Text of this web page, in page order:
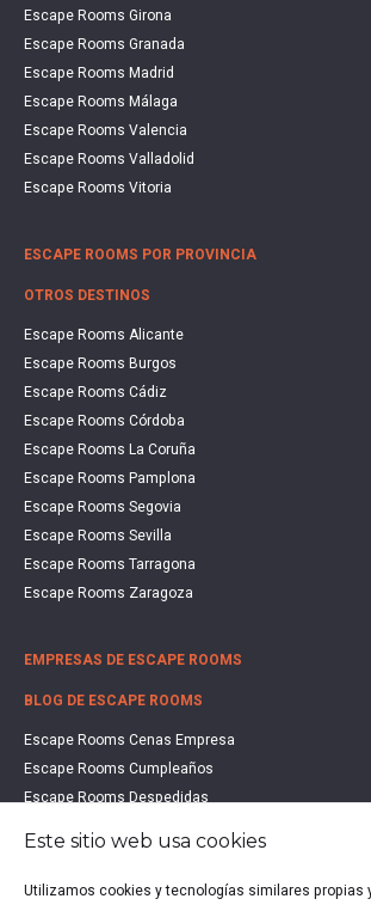
Escape Rooms Girona
Escape Rooms Granada
Escape Rooms Madrid
Escape Rooms Málaga
Escape Rooms Valencia
Escape Rooms Valladolid
Escape Rooms Vitoria
ESCAPE ROOMS POR PROVINCIA
OTROS DESTINOS
Escape Rooms Alicante
Escape Rooms Burgos
Escape Rooms Cádiz
Escape Rooms Córdoba
Escape Rooms La Coruña
Escape Rooms Pamplona
Escape Rooms Segovia
Escape Rooms Sevilla
Escape Rooms Tarragona
Escape Rooms Zaragoza
EMPRESAS DE ESCAPE ROOMS
BLOG DE ESCAPE ROOMS
Escape Rooms Cenas Empresa
Escape Rooms Cumpleaños
Escape Rooms Despedidas
Escape Rooms Familias
Escape Rooms Halloween
Este sitio web usa cookies
Utilizamos cookies y tecnologías similares propias